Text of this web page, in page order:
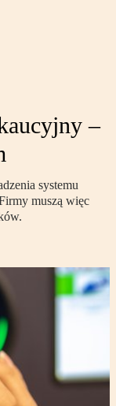
–
systemu
muszą więc